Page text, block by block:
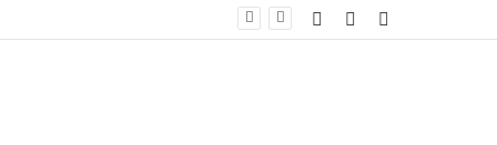
Random
Log